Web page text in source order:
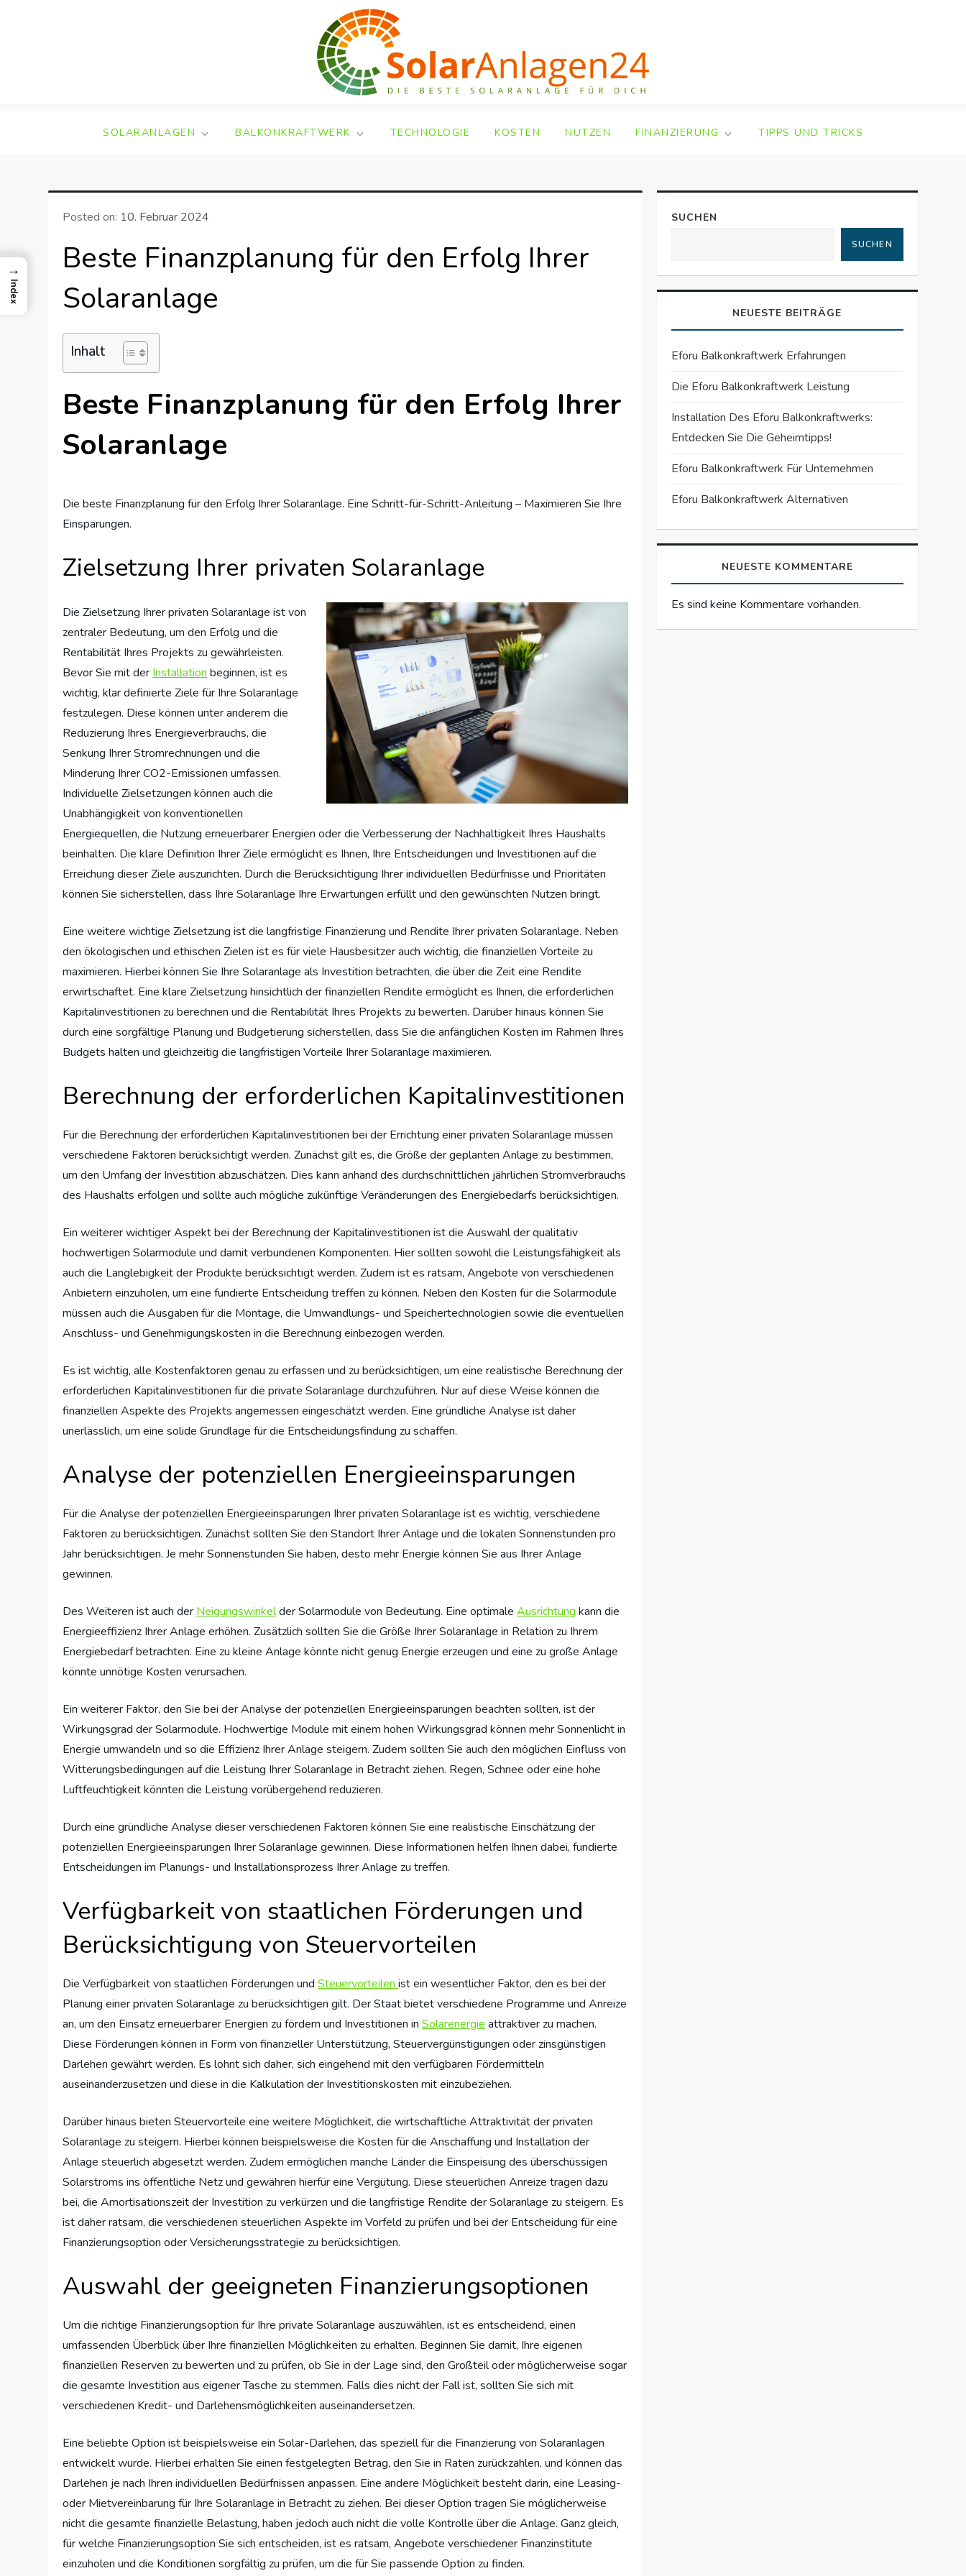
SOLARANLAGEN BALKONKRAFTWERK TECHNOLOGIE KOSTEN NUTZEN FINANZIERUNG TIPPS UND TRICKS
Posted on: 10. Februar 2024
Beste Finanzplanung für den Erfolg Ihrer
Solaranlage
Inhalt
Beste Finanzplanung für den Erfolg Ihrer
Solaranlage
Die beste Finanzplanung für den Erfolg Ihrer Solaranlage. Eine Schritt-für-Schritt-Anleitung – Maximieren Sie Ihre
Einsparungen.
Zielsetzung Ihrer privaten Solaranlage
Die Zielsetzung Ihrer privaten Solaranlage ist von
zentraler Bedeutung, um den Erfolg und die
Rentabilität Ihres Projekts zu gewährleisten.
Bevor Sie mit der Installation beginnen, ist es
wichtig, klar definierte Ziele für Ihre Solaranlage
festzulegen. Diese können unter anderem die
Reduzierung Ihres Energieverbrauchs, die
Senkung Ihrer Stromrechnungen und die
Minderung Ihrer CO2-Emissionen umfassen.
Individuelle Zielsetzungen können auch die
Unabhängigkeit von konventionellen
Energiequellen, die Nutzung erneuerbarer Energien oder die Verbesserung der Nachhaltigkeit Ihres Haushalts
beinhalten. Die klare Definition Ihrer Ziele ermöglicht es Ihnen, Ihre Entscheidungen und Investitionen auf die
Erreichung dieser Ziele auszurichten. Durch die Berücksichtigung Ihrer individuellen Bedürfnisse und Prioritäten
können Sie sicherstellen, dass Ihre Solaranlage Ihre Erwartungen erfüllt und den gewünschten Nutzen bringt.
Eine weitere wichtige Zielsetzung ist die langfristige Finanzierung und Rendite Ihrer privaten Solaranlage. Neben
den ökologischen und ethischen Zielen ist es für viele Hausbesitzer auch wichtig, die finanziellen Vorteile zu
maximieren. Hierbei können Sie Ihre Solaranlage als Investition betrachten, die über die Zeit eine Rendite
erwirtschaftet. Eine klare Zielsetzung hinsichtlich der finanziellen Rendite ermöglicht es Ihnen, die erforderlichen
Kapitalinvestitionen zu berechnen und die Rentabilität Ihres Projekts zu bewerten. Darüber hinaus können Sie
durch eine sorgfältige Planung und Budgetierung sicherstellen, dass Sie die anfänglichen Kosten im Rahmen Ihres
Budgets halten und gleichzeitig die langfristigen Vorteile Ihrer Solaranlage maximieren.
Berechnung der erforderlichen Kapitalinvestitionen
Für die Berechnung der erforderlichen Kapitalinvestitionen bei der Errichtung einer privaten Solaranlage müssen
verschiedene Faktoren berücksichtigt werden. Zunächst gilt es, die Größe der geplanten Anlage zu bestimmen,
um den Umfang der Investition abzuschätzen. Dies kann anhand des durchschnittlichen jährlichen Stromverbrauchs
des Haushalts erfolgen und sollte auch mögliche zukünftige Veränderungen des Energiebedarfs berücksichtigen.
Ein weiterer wichtiger Aspekt bei der Berechnung der Kapitalinvestitionen ist die Auswahl der qualitativ
hochwertigen Solarmodule und damit verbundenen Komponenten. Hier sollten sowohl die Leistungsfähigkeit als
auch die Langlebigkeit der Produkte berücksichtigt werden. Zudem ist es ratsam, Angebote von verschiedenen
Anbietern einzuholen, um eine fundierte Entscheidung treffen zu können. Neben den Kosten für die Solarmodule
müssen auch die Ausgaben für die Montage, die Umwandlungs- und Speichertechnologien sowie die eventuellen
Anschluss- und Genehmigungskosten in die Berechnung einbezogen werden.
Es ist wichtig, alle Kostenfaktoren genau zu erfassen und zu berücksichtigen, um eine realistische Berechnung der
erforderlichen Kapitalinvestitionen für die private Solaranlage durchzuführen. Nur auf diese Weise können die
finanziellen Aspekte des Projekts angemessen eingeschätzt werden. Eine gründliche Analyse ist daher
unerlässlich, um eine solide Grundlage für die Entscheidungsfindung zu schaffen.
Analyse der potenziellen Energieeinsparungen
Für die Analyse der potenziellen Energieeinsparungen Ihrer privaten Solaranlage ist es wichtig, verschiedene
Faktoren zu berücksichtigen. Zunächst sollten Sie den Standort Ihrer Anlage und die lokalen Sonnenstunden pro
Jahr berücksichtigen. Je mehr Sonnenstunden Sie haben, desto mehr Energie können Sie aus Ihrer Anlage
gewinnen.
Des Weiteren ist auch der Neigungswinkelder Solarmodule von Bedeutung. Eine optimaleAusrichtung kann die
Energieeffizienz Ihrer Anlage erhöhen. Zusätzlich sollten Sie die Größe Ihrer Solaranlage in Relation zu Ihrem
Energiebedarf betrachten. Eine zu kleine Anlage könnte nicht genug Energie erzeugen und eine zu große Anlage
könnte unnötige Kosten verursachen.
Ein weiterer Faktor, den Sie bei der Analyse der potenziellen Energieeinsparungen beachten sollten, ist der
Wirkungsgrad der Solarmodule. Hochwertige Module mit einem hohen Wirkungsgrad können mehr Sonnenlicht in
Energie umwandeln und so die Effizienz Ihrer Anlage steigern. Zudem sollten Sie auch den möglichen Einfluss von
Witterungsbedingungen auf die Leistung Ihrer Solaranlage in Betracht ziehen. Regen, Schnee oder eine hohe
Luftfeuchtigkeit könnten die Leistung vorübergehend reduzieren.
Durch eine gründliche Analyse dieser verschiedenen Faktoren können Sie eine realistische Einschätzung der
potenziellen Energieeinsparungen Ihrer Solaranlage gewinnen. Diese Informationen helfen Ihnen dabei, fundierte
Entscheidungen im Planungs- und Installationsprozess Ihrer Anlage zu treffen.
Verfügbarkeit von staatlichen Förderungen und
Berücksichtigung von Steuervorteilen
Die Verfügbarkeit von staatlichen Förderungen undSteuervorteilenist ein wesentlicher Faktor, den es bei der
Planung einer privaten Solaranlage zu berücksichtigen gilt. Der Staat bietet verschiedene Programme und Anreize
an, um den Einsatz erneuerbarer Energien zu fördern und Investitionen inSolarenergie attraktiver zu machen.
Diese Förderungen können in Form von finanzieller Unterstützung, Steuervergünstigungen oder zinsgünstigen
Darlehen gewährt werden. Es lohnt sich daher, sich eingehend mit den verfügbaren Fördermitteln
auseinanderzusetzen und diese in die Kalkulation der Investitionskosten mit einzubeziehen.
Darüber hinaus bieten Steuervorteile eine weitere Möglichkeit, die wirtschaftliche Attraktivität der privaten
Solaranlage zu steigern. Hierbei können beispielsweise die Kosten für die Anschaffung und Installation der
Anlage steuerlich abgesetzt werden. Zudem ermöglichen manche Länder die Einspeisung des überschüssigen
Solarstroms ins öffentliche Netz und gewähren hierfür eine Vergütung. Diese steuerlichen Anreize tragen dazu
bei, die Amortisationszeit der Investition zu verkürzen und die langfristige Rendite der Solaranlage zu steigern. Es
ist daher ratsam, die verschiedenen steuerlichen Aspekte im Vorfeld zu prüfen und bei der Entscheidung für eine
Finanzierungsoption oder Versicherungsstrategie zu berücksichtigen.
Auswahl der geeigneten Finanzierungsoptionen
Um die richtige Finanzierungsoption für Ihre private Solaranlage auszuwählen, ist es entscheidend, einen
umfassenden Überblick über Ihre finanziellen Möglichkeiten zu erhalten. Beginnen Sie damit, Ihre eigenen
finanziellen Reserven zu bewerten und zu prüfen, ob Sie in der Lage sind, den Großteil oder möglicherweise sogar
die gesamte Investition aus eigener Tasche zu stemmen. Falls dies nicht der Fall ist, sollten Sie sich mit
verschiedenen Kredit- und Darlehensmöglichkeiten auseinandersetzen.
Eine beliebte Option ist beispielsweise ein Solar-Darlehen, das speziell für die Finanzierung von Solaranlagen
entwickelt wurde. Hierbei erhalten Sie einen festgelegten Betrag, den Sie in Raten zurückzahlen, und können das
Darlehen je nach Ihren individuellen Bedürfnissen anpassen. Eine andere Möglichkeit besteht darin, eine Leasing-
oder Mietvereinbarung für Ihre Solaranlage in Betracht zu ziehen. Bei dieser Option tragen Sie möglicherweise
nicht die gesamte finanzielle Belastung, haben jedoch auch nicht die volle Kontrolle über die Anlage. Ganz gleich,
für welche Finanzierungsoption Sie sich entscheiden, ist es ratsam, Angebote verschiedener Finanzinstitute
einzuholen und die Konditionen sorgfältig zu prüfen, um die für Sie passende Option zu finden.
SUCHEN
SUCHEN
NEUESTE BEITRÄGE
Eforu Balkonkraftwerk Erfahrungen
Die Eforu Balkonkraftwerk Leistung
Installation Des Eforu Balkonkraftwerks:
Entdecken Sie Die Geheimtipps!
Eforu Balkonkraftwerk Für Unternehmen
Eforu Balkonkraftwerk Alternativen
NEUESTE KOMMENTARE
Es sind keine Kommentare vorhanden.
→
Index